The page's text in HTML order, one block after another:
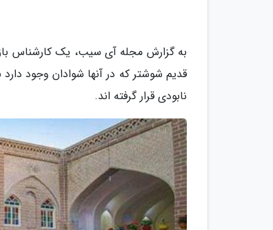
به گزارش مجله آی سیب، یک کارشناس
قدیم شوشتر که در آنها شوادان وجود
نابودی قرار گرفته اند.